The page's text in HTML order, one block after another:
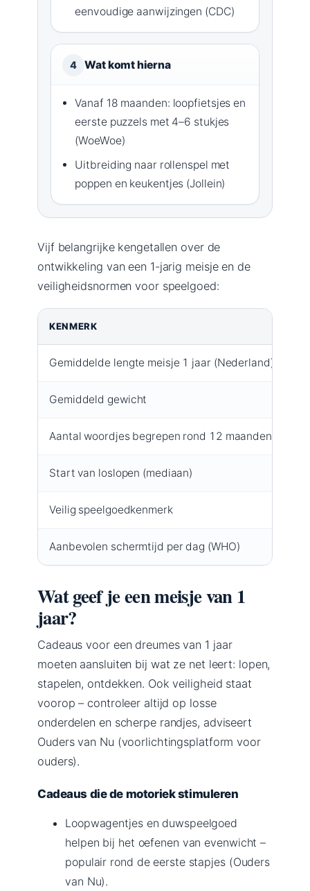
eenvoudige aanwijzingen (CDC)
4 Wat komt hierna
Vanaf 18 maanden: loopfietsjes en
eerste puzzels met 4–6 stukjes
(WoeWoe)
Uitbreiding naar rollenspel met
poppen en keukentjes (Jollein)
Vijf belangrijke kengetallen over de
ontwikkeling van een 1-jarig meisje en de
veiligheidsnormen voor speelgoed:
KENMERK
Gemiddelde lengte meisje 1 jaar (Nederland)
Gemiddeld gewicht
Aantal woordjes begrepen rond 12 maanden
Start van loslopen (mediaan)
Veilig speelgoedkenmerk
Aanbevolen schermtijd per dag (WHO)
Wat geef je een meisje van 1
jaar?
Cadeaus voor een dreumes van 1 jaar
moeten aansluiten bij wat ze net leert: lopen,
stapelen, ontdekken. Ook veiligheid staat
voorop – controleer altijd op losse
onderdelen en scherpe randjes, adviseert
Ouders van Nu (voorlichtingsplatform voor
ouders).
Cadeaus die de motoriek stimuleren
Loopwagentjes en duwspeelgoed
helpen bij het oefenen van evenwicht –
populair rond de eerste stapjes (Ouders
van Nu).